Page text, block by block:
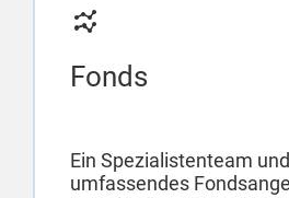
Fonds
Ein Spezialistenteam
umfassendes